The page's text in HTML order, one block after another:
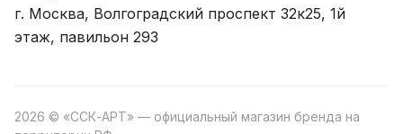
г. Москва, Волгоградский проспект 32к25, 1й
этаж, павильон 293
2026 © «ССК-АРТ» — официальный магазин бренда на